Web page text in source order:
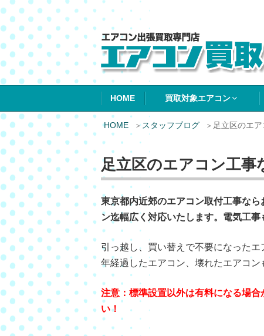
エアコン買取エ
HOME 買取対象エアコン
HOME スタッフブログ 足立区のエ
足立区のエアコン工事
東京都内近郊のエアコン取付工事な
ン迄幅広く対応いたします。電気工事
引っ越し、買い替えで不要になった
年経過したエアコン、壊れたエアコ
注意：標準設置以外は有料になる場
い！